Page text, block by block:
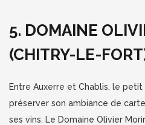
5. DOMAINE
(CHITRY-LE-
Entre Auxerre et Chablis, le
préserver son ambiance de
ses vins. Le Domaine Olivier